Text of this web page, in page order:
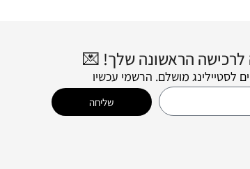
לסטיילינג מושלם. הרשמי עכשיו
שליחה